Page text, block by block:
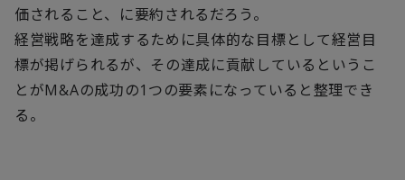
価されること、に要約されるだろう。
経営戦略を達成するために具体的な目標として経営目
標が掲げられるが、その達成に貢献しているというこ
とがM&Aの成功の1つの要素になっていると整理でき
る。